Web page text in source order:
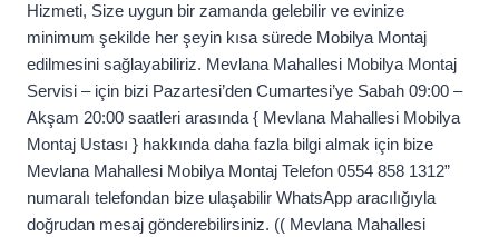
Hizmeti, Size uygun bir zamanda gelebilir ve evinize
minimum şekilde her şeyin kısa sürede Mobilya Montaj
edilmesini sağlayabiliriz. Mevlana Mahallesi Mobilya Montaj
Servisi – için bizi Pazartesi’den Cumartesi’ye Sabah 09:00 –
Akşam 20:00 saatleri arasında { Mevlana Mahallesi Mobilya
Montaj Ustası } hakkında daha fazla bilgi almak için bize
Mevlana Mahallesi Mobilya Montaj Telefon 0554 858 1312”
numaralı telefondan bize ulaşabilir WhatsApp aracılığıyla
doğrudan mesaj gönderebilirsiniz. (( Mevlana Mahallesi